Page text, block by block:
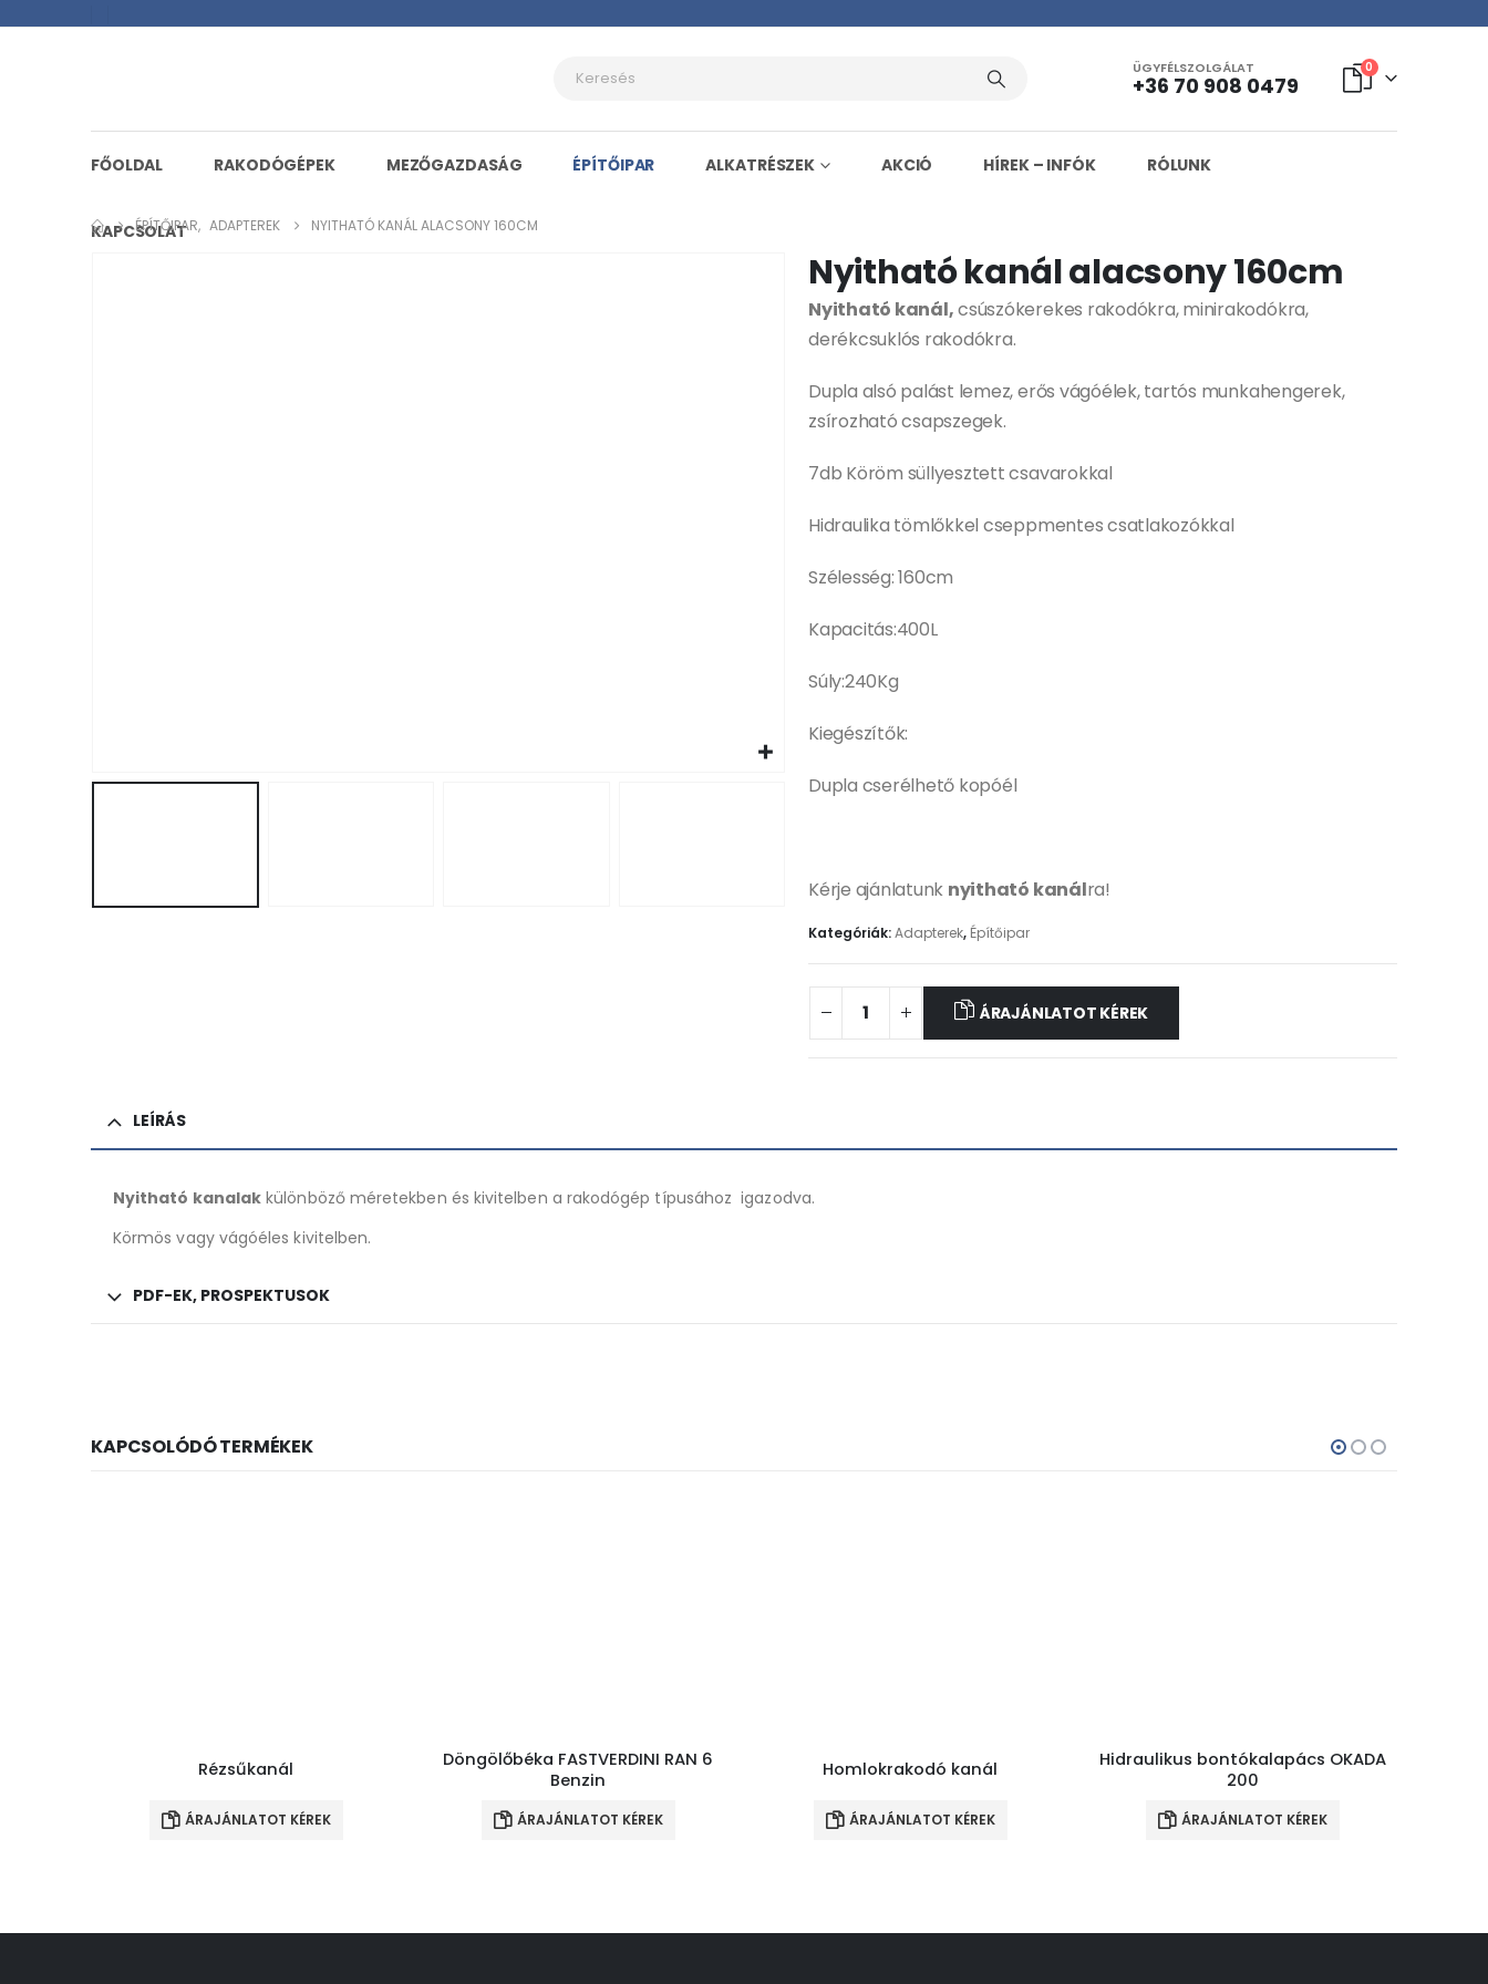
ÜGYFÉLSZOLGÁLAT
+36 70 908 0479
0
FŐOLDAL RAKODÓGÉPEK MEZŐGAZDASÁG ÉPÍTŐIPAR ALKATRÉSZEK AKCIÓ HÍREK – INFÓK RÓLUNK
KAPCSOLAT
ÉPÍTŐIPAR, ADAPTEREK NYITHATÓ KANÁL ALACSONY 160CM
Nyitható kanál alacsony 160cm
Nyitható kanál,csúszókerekes rakodókra, minirakodókra,
derékcsuklós rakodókra.
Dupla alsó palást lemez, erős vágóélek, tartós munkahengerek,
zsírozható csapszegek.
7db Köröm süllyesztett csavarokkal
Hidraulika tömlőkkel cseppmentes csatlakozókkal
Szélesség: 160cm
Kapacitás:400L
Súly:240Kg
Kiegészítők:
Dupla cserélhető kopóél
Kérje ajánlatunk nyitható kanálra!
Kategóriák:Adapterek, Építőipar
ÁRAJÁNLATOT KÉREK
LEÍRÁS
Nyitható kanalak különböző méretekben és kivitelben a rakodógép típusához igazodva.
Körmös vagy vágóéles kivitelben.
PDF-EK, PROSPEKTUSOK
KAPCSOLÓDÓ TERMÉKEK
Rézsűkanál
ÁRAJÁNLATOT KÉREK
Döngölőbéka FASTVERDINI RAN 6
Benzin
ÁRAJÁNLATOT KÉREK
Homlokrakodó kanál
ÁRAJÁNLATOT KÉREK
Hidraulikus bontókalapács OKADA
200
ÁRAJÁNLATOT KÉREK